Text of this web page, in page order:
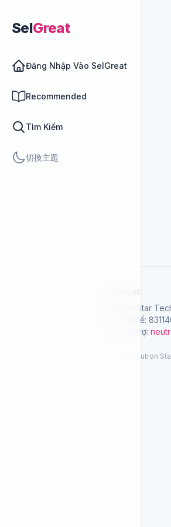
SelGreat
Đăng Nhập Vào SelGreat
Recommended
Tìm Kiếm
切換主題
Neutron Star
Mã số thuế:
Email hỗ trợ:
© 2026 Neutron